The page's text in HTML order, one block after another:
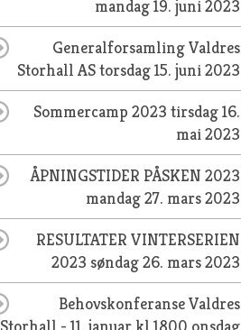
mandag 19. juni 2023
Generalforsamling Valdres
Storhall AStorsdag 15. juni 2023
Sommercamp 2023tirsdag 16.
mai 2023
ÅPNINGSTIDER PÅSKEN 2023
mandag 27. mars 2023
RESULTATER VINTERSERIEN
2023søndag 26. mars 2023
Behovskonferanse Valdres
Storhall - 11. januar kl 1800 onsdag